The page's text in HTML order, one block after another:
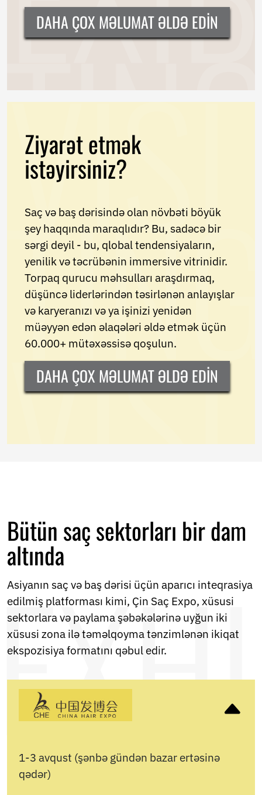
DAHA ÇOX MƏLUMAT ƏLDƏ EDIN
Ziyarət etmək
istəyirsiniz?
Saç və baş dərisində olan növbəti böyük
şey haqqında maraqlıdır? Bu, sadəcə bir
sərgi deyil - bu, qlobal tendensiyaların,
yenilik və təcrübənin immersive vitrinidir.
Torpaq qurucu məhsulları araşdırmaq,
düşüncə liderlərindən təsirlənən anlayışlar
və karyeranızı və ya işinizi yenidən
müəyyən edən əlaqələri əldə etmək üçün
60.000+ mütəxəssisə qoşulun.
DAHA ÇOX MƏLUMAT ƏLDƏ EDIN
Bütün saç sektorları bir dam
altında
Asiyanın saç və baş dərisi üçün aparıcı inteqrasiya
edilmiş platforması kimi, Çin Saç Expo, xüsusi
sektorlara və paylama şəbəkələrinə uyğun iki
xüsusi zona ilə təməlqoyma tənzimlənən ikiqat
ekspozisiya formatını qəbul edir.
1-3 avqust (şənbə gündən bazar ertəsinə
qədər)